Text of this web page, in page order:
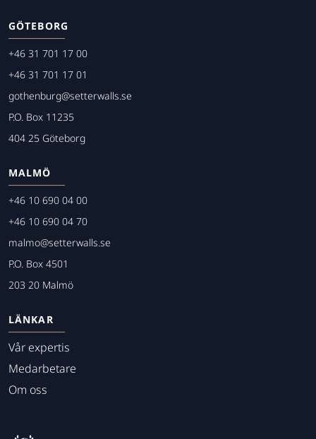
GÖTEBORG
+46 31 701 17 00
+46 31 701 17 01
gothenburg@setterwalls.se
P.O. Box 11235
404 25 Göteborg
MALMÖ
+46 10 690 04 00
+46 10 690 04 70
malmo@setterwalls.se
P.O. Box 4501
203 20 Malmö
LÄNKAR
Vår expertis
Medarbetare
Om oss